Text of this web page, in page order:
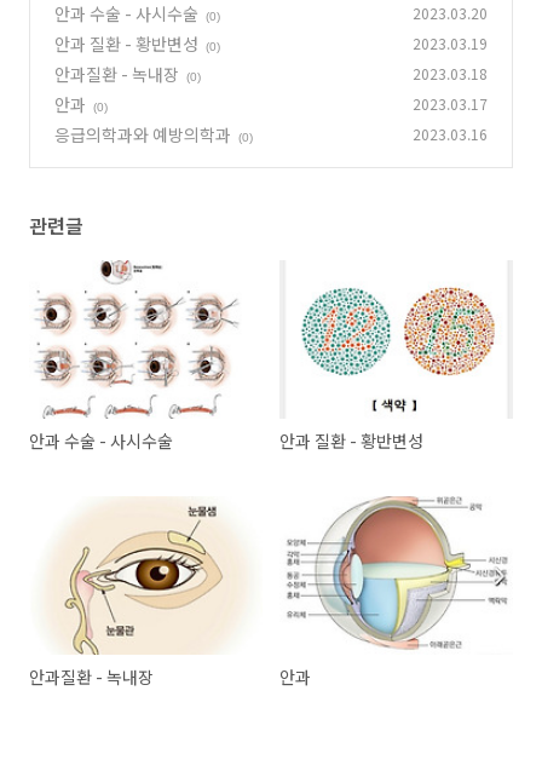
안과 수술 - 사시수술
(0) 2023.03.20
안과 질환 - 황반변성 (0) 2023.03.19
안과질환 - 녹내장 (0) 2023.03.18
안과 (0) 2023.03.17
응급의학과와 예방의학과 (0) 2023.03.16
관련글
안과 수술 - 사시수술 안과 질환 - 황반변성
안과질환 - 녹내장 안과